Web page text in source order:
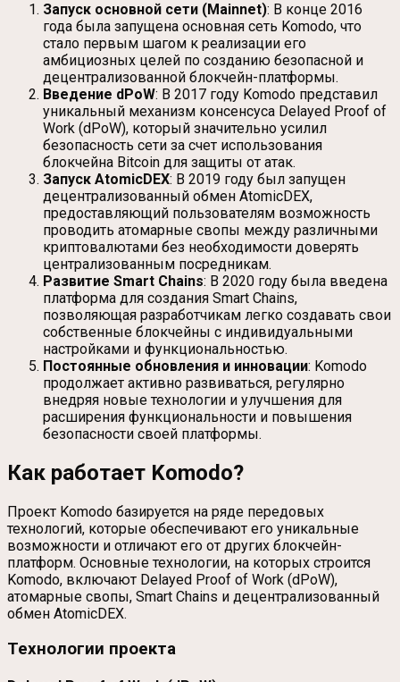
Запуск основной сети (Mainnet): В конце 2016
года была запущена основная сеть Komodo, что
стало первым шагом к реализации его
амбициозных целей по созданию безопасной и
децентрализованной блокчейн-платформы.
Введение dPoW: В 2017 году Komodo представил
уникальный механизм консенсуса Delayed Proof of
Work (dPoW), который значительно усилил
безопасность сети за счет использования
блокчейна Bitcoin для защиты от атак.
Запуск AtomicDEX: В 2019 году был запущен
децентрализованный обмен AtomicDEX,
предоставляющий пользователям возможность
проводить атомарные свопы между различными
криптовалютами без необходимости доверять
централизованным посредникам.
Развитие Smart Chains: В 2020 году была введена
платформа для создания Smart Chains,
позволяющая разработчикам легко создавать свои
собственные блокчейны с индивидуальными
настройками и функциональностью.
Постоянные обновления и инновации: Komodo
продолжает активно развиваться, регулярно
внедряя новые технологии и улучшения для
расширения функциональности и повышения
безопасности своей платформы.
Как работает Komodo?
Проект Komodo базируется на ряде передовых
технологий, которые обеспечивают его уникальные
возможности и отличают его от других блокчейн-
платформ. Основные технологии, на которых строится
Komodo, включают Delayed Proof of Work (dPoW),
атомарные свопы, Smart Chains и децентрализованный
обмен AtomicDEX.
Технологии проекта